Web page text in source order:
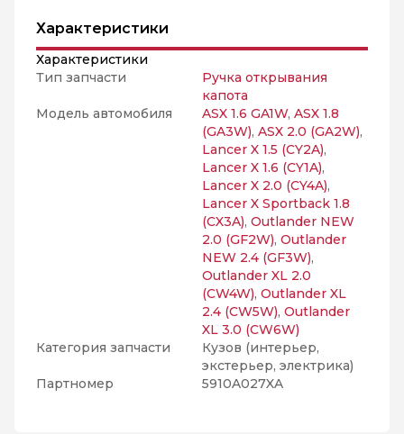
Характеристики
Характеристики
Тип запчасти
Ручка открывания
капота
Модель автомобиля
ASX 1.6 GA1W, ASX 1.8
(GA3W), ASX 2.0 (GA2W),
Lancer X 1.5 (CY2A),
Lancer X 1.6 (CY1A),
Lancer X 2.0 (CY4A),
Lancer X Sportback 1.8
(CX3A), Outlander NEW
2.0 (GF2W), Outlander
NEW 2.4 (GF3W),
Outlander XL 2.0
(CW4W), Outlander XL
2.4 (CW5W), Outlander
XL 3.0 (CW6W)
Категория запчасти
Кузов (интерьер,
экстерьер, электрика)
Партномер
5910A027XA